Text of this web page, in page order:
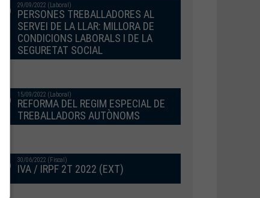
29/09/2022 (Laboral)
PERSONES TREBALLADORES AL
SERVEI DE LA LLAR: MILLORA DE
CONDICIONS LABORALS I DE LA
SEGURETAT SOCIAL
15/09/2022 (Laboral)
REFORMA DEL REGIM ESPECIAL DE
TREBALLADORS AUTÒNOMS
30/06/2022 (Fiscal)
IVA / IRPF 2T 2022 (EXT)